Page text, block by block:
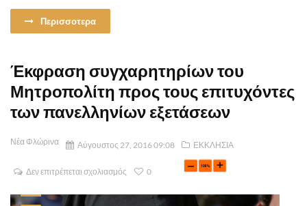
Περισσοτερα
Έκφραση συγχαρητηρίων του
Μητροπολίτη προς τους επιτυχόντες
των πανελληνίων εξετάσεων
Νέα Φλώρινα Αύγουστος 27, 2016 09:08 ΕΚΚΛΗΣΙΑ
Δεν επιτρέπεται σχολιασμός 0